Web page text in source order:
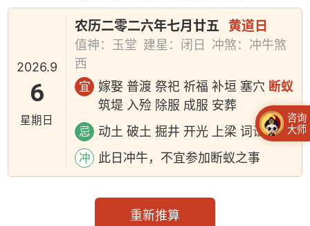
2026.9
6
星期日
农历二零二六年七月廿五 黄道日
值神：玉堂 建星：闭日
冲煞：冲牛煞
西
宜 嫁娶 普渡 祭祀 祈福 补垣 塞穴 断蚁
筑堤 入殓 除服 成服 安葬
忌 动土 破土 掘井 开光 上梁 词讼
冲 此日冲牛，不宜参加断蚁之事
重新推算
咨询
大师